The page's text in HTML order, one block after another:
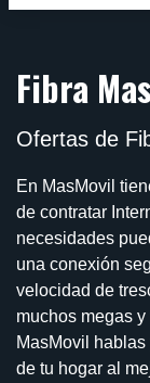
Fibra
Ofertas de
En MasMovil
de contratar
necesidades
una conexión
velocidad de
muchos megas
MasMovil
de tu hogar al